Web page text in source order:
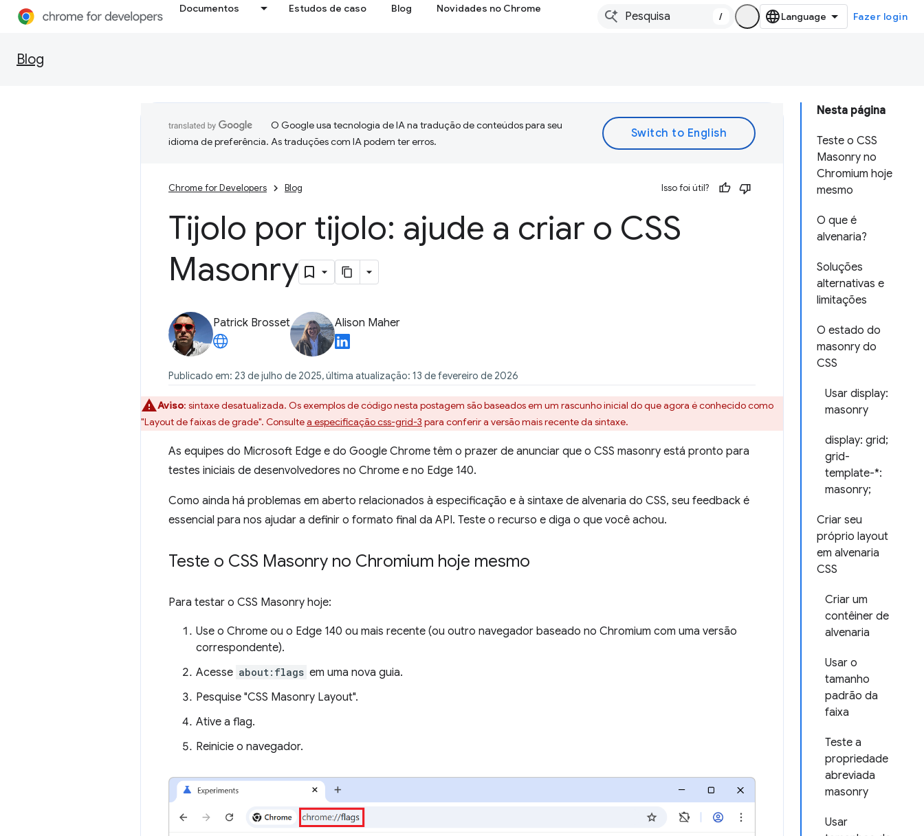
Documentos Estudos de caso Blog Novidades no Chrome
/ Fazer login
Blog
Nesta página
Teste o CSS
Masonry no
Chromium hoje
mesmo
O que é
alvenaria?
Soluções
alternativas e
limitações
O estado do
masonry do
CSS
Usar display:
masonry
display: grid;
grid-
template-*:
masonry;
Criar seu
próprio layout
em alvenaria
CSS
Criar um
contêiner de
alvenaria
Usar o
tamanho
padrão da
faixa
Teste a
propriedade
abreviada
masonry
Usar
O Google usa tecnologia de IA na tradução de conteúdos para seu
idioma de preferência. As traduções com IA podem ter erros.
Chrome for Developers Blog Isso foi útil?
Tijolo por tijolo: ajude a criar o CSS
Masonry
Patrick Brosset Alison Maher
Publicado em: 23 de julho de 2025, última atualização: 13 de fevereiro de 2026
Aviso: sintaxe desatualizada. Os exemplos de código nesta postagem são baseados em um rascunho inicial do que agora é conhecido como
"Layout de faixas de grade". Consultea especificação css-grid-3 para conferir a versão mais recente da sintaxe.
As equipes do Microsoft Edge e do Google Chrome têm o prazer de anunciar que o CSS masonry está pronto para
testes iniciais de desenvolvedores no Chrome e no Edge 140.
Como ainda há problemas em aberto relacionados à especificação e à sintaxe de alvenaria do CSS, seu feedback é
essencial para nos ajudar a definir o formato final da API. Teste o recurso e diga o que você achou.
Teste o CSS Masonry no Chromium hoje mesmo
Para testar o CSS Masonry hoje:
Use o Chrome ou o Edge 140 ou mais recente (ou outro navegador baseado no Chromium com uma versão
correspondente).
Acesse about:flags em uma nova guia.
Pesquise "CSS Masonry Layout".
Ative a flag.
Reinicie o navegador.